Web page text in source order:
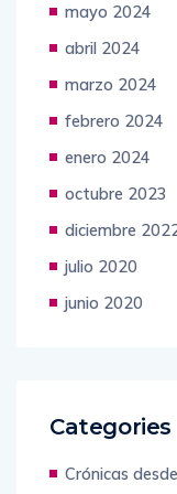
mayo 2024
abril 2024
marzo 2024
febrero 2024
enero 2024
octubre 2023
diciembre
julio 2020
junio 2020
Categories
Crónicas